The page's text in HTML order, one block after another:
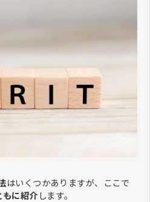
はいくつかありますが、ここで
もに紹介します。